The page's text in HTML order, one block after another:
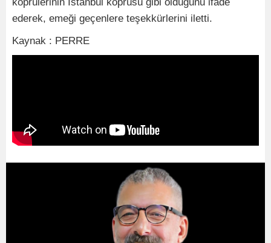
köprülerinin İstanbul köprüsü gibi olduğunu ifade
ederek, emeği geçenlere teşekkürlerini iletti.
Kaynak : PERRE